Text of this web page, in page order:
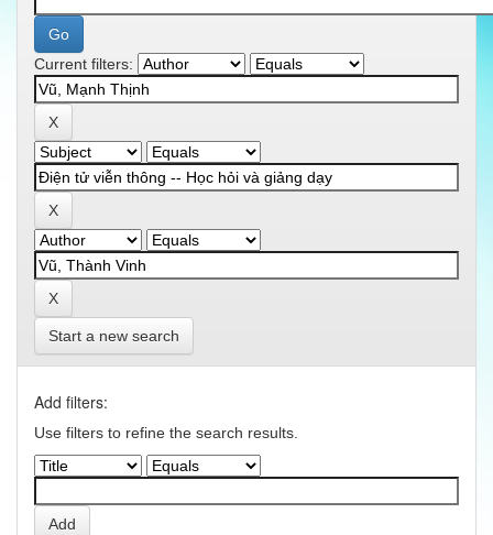
Current filters:
Start a new search
Add filters:
Use filters to refine the search results.